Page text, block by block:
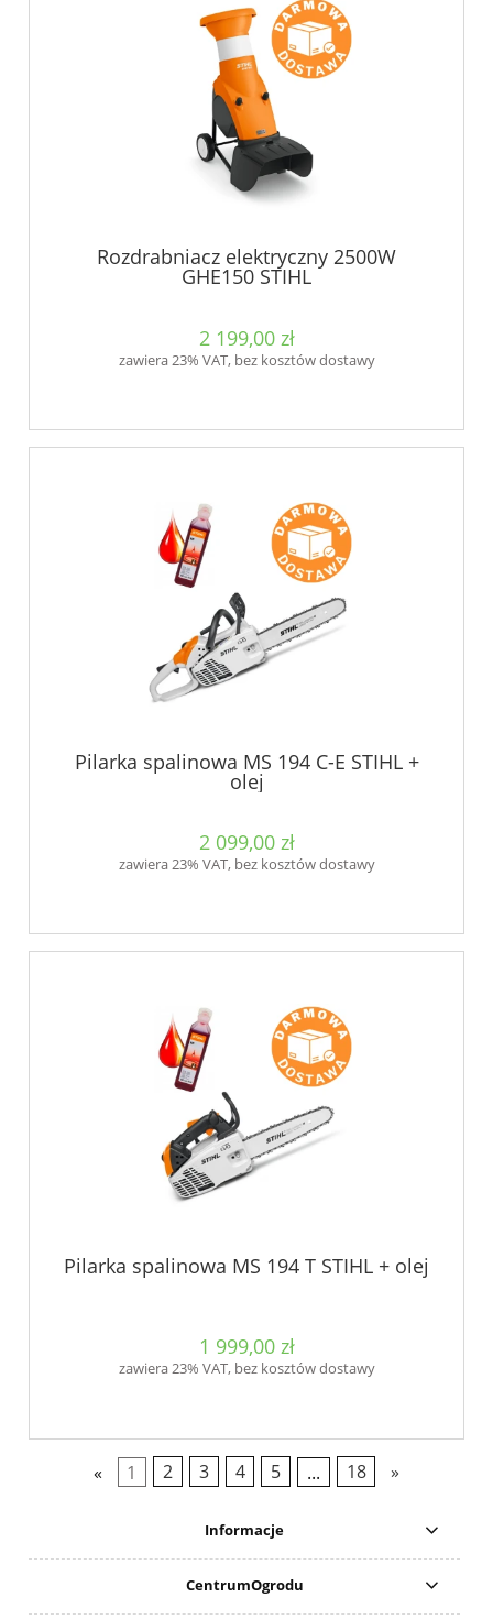
Rozdrabniacz elektryczny 2500W
GHE150 STIHL
2 199,00 zł
zawiera 23% VAT, bez kosztów dostawy
Pilarka spalinowa MS 194 C-E STIHL +
olej
2 099,00 zł
zawiera 23% VAT, bez kosztów dostawy
Pilarka spalinowa MS 194 T STIHL + olej
1 999,00 zł
zawiera 23% VAT, bez kosztów dostawy
« 1 2 3 4 5 ... 18 »
Informacje
CentrumOgrodu